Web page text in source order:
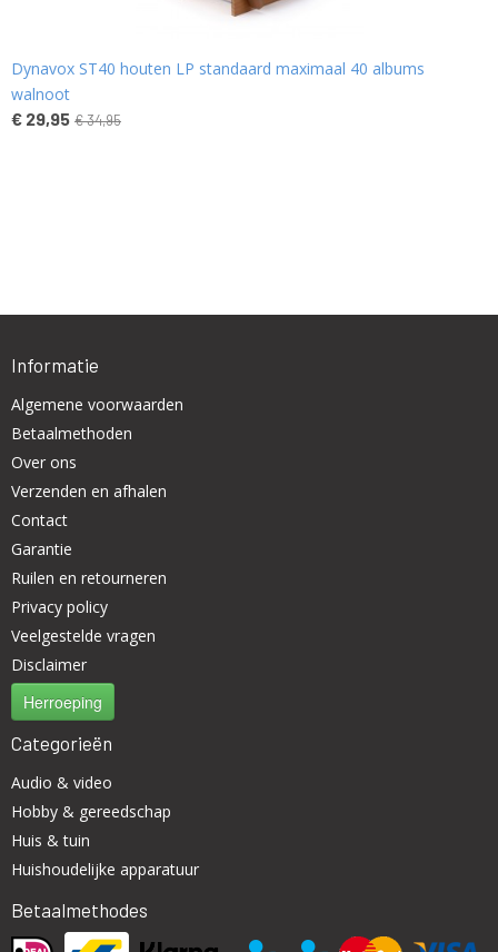
Dynavox ST40 houten LP standaard maximaal 40 albums
walnoot
€ 29,95 € 34,95
Informatie
Algemene voorwaarden
Betaalmethoden
Over ons
Verzenden en afhalen
Contact
Garantie
Ruilen en retourneren
Privacy policy
Veelgestelde vragen
Disclaimer
Herroeping
Categorieën
Audio & video
Hobby & gereedschap
Huis & tuin
Huishoudelijke apparatuur
Betaalmethodes